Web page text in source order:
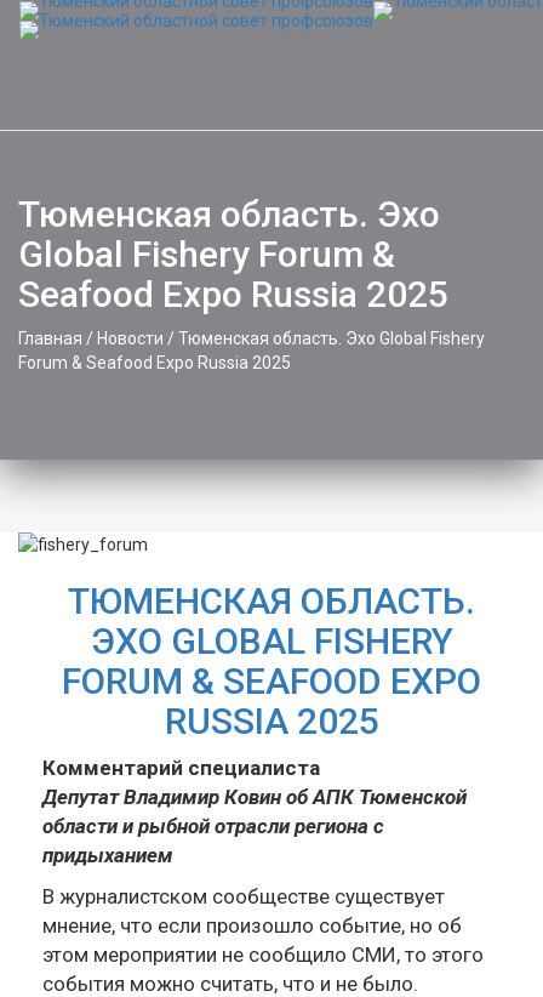
Тюменская область. Эхо
Global Fishery Forum &
Seafood Expo Russia 2025
Главная / Новости / Тюменская область. Эхо Global Fishery
Forum & Seafood Expo Russia 2025
ТЮМЕНСКАЯ ОБЛАСТЬ.
ЭХО GLOBAL FISHERY
FORUM & SEAFOOD EXPO
RUSSIA 2025
Комментарий специалиста
Депутат Владимир Ковин об АПК Тюменской
области и рыбной отрасли региона с
придыханием
В журналистском сообществе существует
мнение, что если произошло событие, но об
этом мероприятии не сообщило СМИ, то этого
события можно считать, что и не было.